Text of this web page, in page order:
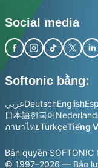
Social media
Softonic bằng:
عربيDeutschEnglish
日本語한국어
ภาษาไทยTürkçeTiếng
Bản quyền SOFTONIC
© 1997–2026 — Bảo